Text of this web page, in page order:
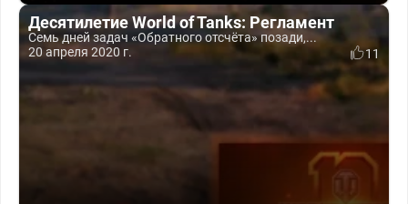
Десятилетие World of Tanks: Регламент
Семь дней задач «Обратного отсчёта» позади,...
20 апреля 2020 г.
11